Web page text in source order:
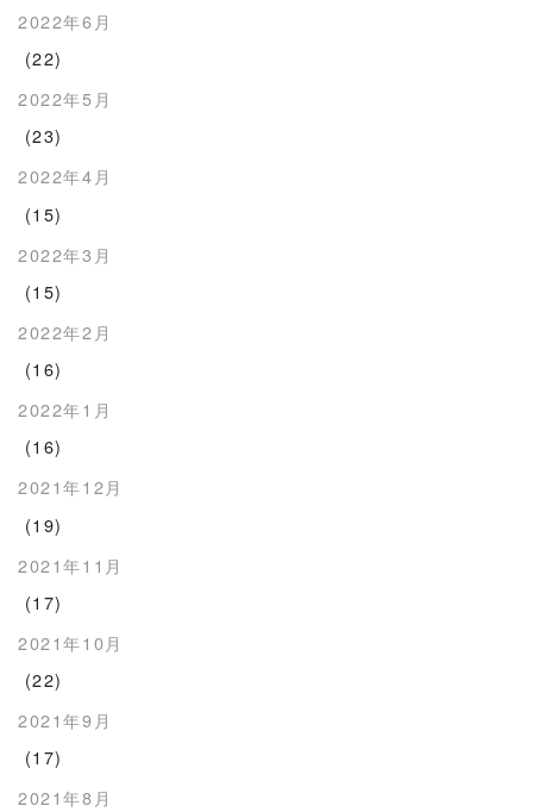
2022年6月
(22)
2022年5月
(23)
2022年4月
(15)
2022年3月
(15)
2022年2月
(16)
2022年1月
(16)
2021年12月
(19)
2021年11月
(17)
2021年10月
(22)
2021年9月
(17)
2021年8月